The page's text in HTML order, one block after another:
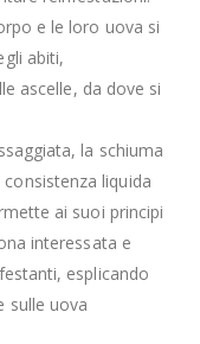
e le loro uova si
abiti,
ascelle, da dove si
la schiuma
liquida
ai suoi principi
interessata e
esplicando
sulle uova